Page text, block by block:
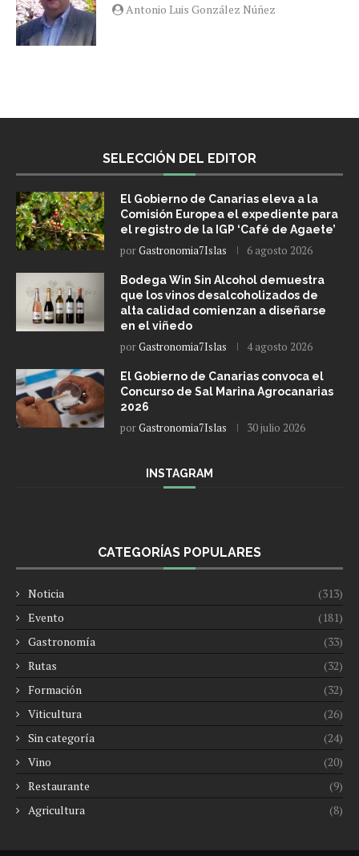
Antonio Luis González Núñez
SELECCIÓN DEL EDITOR
El Gobierno de Canarias eleva a la
Comisión Europea el expediente para
el registro de la IGP ‘Café de Agaete’
porGastronomia7Islas 6 agosto 2026
Bodega Win Sin Alcohol demuestra
que los vinos desalcoholizados de
alta calidad comienzan a diseñarse
en el viñedo
porGastronomia7Islas 4 agosto 2026
El Gobierno de Canarias convoca el
Concurso de Sal Marina Agrocanarias
2026
porGastronomia7Islas 30 julio 2026
INSTAGRAM
CATEGORÍAS POPULARES
Noticia
(313)
Evento
(181)
Gastronomía
(33)
Rutas
(32)
Formación
(32)
Viticultura
(26)
Sin categoría
(24)
Vino
(20)
Restaurante
(9)
Agricultura
(8)